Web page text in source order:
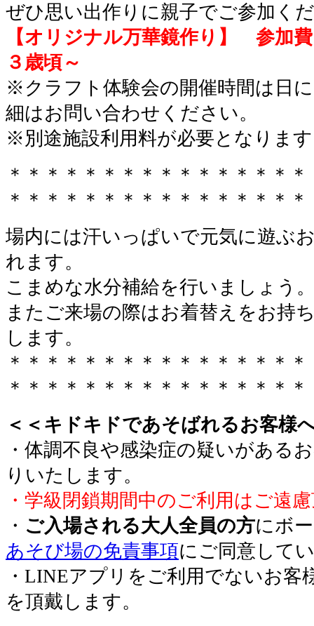
ぜひ思い出作りに親子でご参加く
【オリジナル万華鏡作り】 参加
３歳頃～
※クラフト体験会の開催時間は日
細はお問い合わせください。
※別途施設利用料が必要となりま
＊＊＊＊＊＊＊＊＊＊＊＊＊＊＊
＊＊＊＊＊＊＊＊＊＊＊＊＊＊＊＊
場内には汗いっぱいで元気に遊ぶ
れます。
こまめな水分補給を行いましょう
またご来場の際はお着替えをお持
します。
＊＊＊＊＊＊＊＊＊＊＊＊＊＊＊
＊＊＊＊＊＊＊＊＊＊＊＊＊＊＊＊
＜＜キドキドであそばれるお客様
・体調不良や感染症の疑いがある
りいたします。
・学級閉鎖期間中のご利用はご遠
・ ご入場される大人全員の方にボ
あそび場の免責事項にご同意して
・LINEアプリをご利用でないお客
を頂戴します。